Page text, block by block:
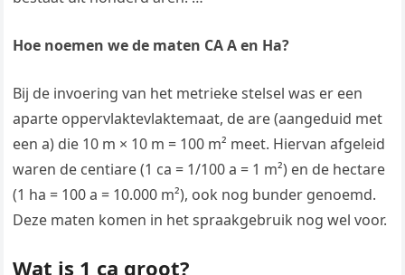
Hoe noemen we de maten CA A en Ha?
Bij de invoering van het metrieke stelsel was er een
aparte oppervlaktevlaktemaat, de are (aangeduid met
een a) die 10 m × 10 m = 100 m² meet. Hiervan afgeleid
waren de centiare (1 ca = 1/100 a = 1 m²) en de hectare
(1 ha = 100 a = 10.000 m²), ook nog bunder genoemd.
Deze maten komen in het spraakgebruik nog wel voor.
Wat is 1 ca groot?